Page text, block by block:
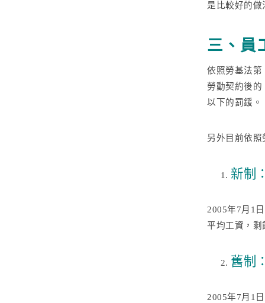
是比較好的做
三、員
依照勞基法第
勞動契約後
以下的罰鍰。
另外目前依
新制
2005年7月1
平均工資，剩
舊制
2005年7月1